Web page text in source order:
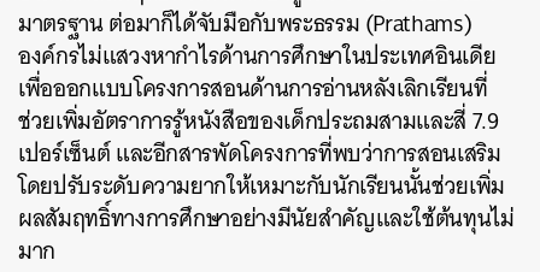
มาตรฐาน ต่อมาก็ได้จับมือกับพระธรรม (Prathams)
องค์กรไม่แสวงหากำไรด้านการศึกษาในประเทศอินเดีย
เพื่อออกแบบโครงการสอนด้านการอ่านหลังเลิกเรียนที่
ช่วยเพิ่มอัตราการรู้หนังสือของเด็กประถมสามและสี่ 7.9
เปอร์เซ็นต์ และอีกสารพัดโครงการที่พบว่าการสอนเสริม
โดยปรับระดับความยากให้เหมาะกับนักเรียนนั้นช่วยเพิ่ม
ผลสัมฤทธิ์ทางการศึกษาอย่างมีนัยสำคัญและใช้ต้นทุนไม่
มาก
ค้นหา